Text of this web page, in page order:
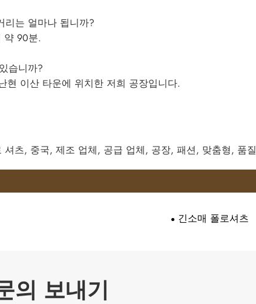
리는 얼마나 됩니까?
약 90분.
습니까?
현 이산 타운에 위치한 저희 공장입니다.
셔츠, 중국, 제조 업체, 공급 업체, 공장, 패션, 맞춤형, 품질
긴소매 폴로셔츠
의 보내기